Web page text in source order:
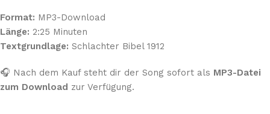
Format: MP3-Download
Länge: 2:25 Minuten
Textgrundlage: Schlachter Bibel 1912
🎧 Nach dem Kauf steht dir der Song sofort als MP3-Datei
zum Download zur Verfügung.